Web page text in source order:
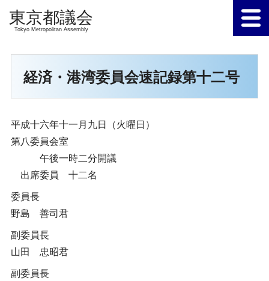
Tokyo Metropolitan Assembly
経済・港湾委員会速記録第十二号
平成十六年十一月九日（火曜日）
第八委員会室
午後一時二分開議
出席委員 十二名
委員長
野島 善司君
副委員長
山田 忠昭君
副委員長